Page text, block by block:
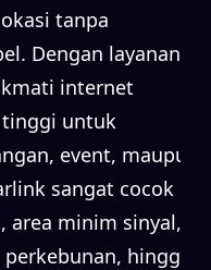
tanpa
Dengan layanan
internet
tinggi untuk
event, maupun
sangat cocok
area minim sinyal,
hingga